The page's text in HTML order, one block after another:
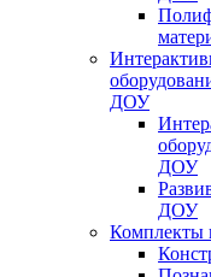
ДОУ
ДОУ
ДОУ